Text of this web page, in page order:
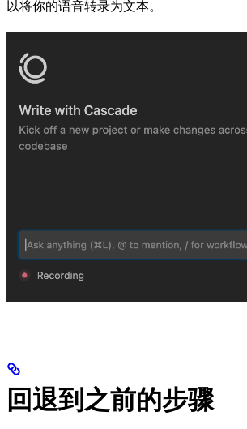
以将你的语音转录为文本。
回退到之前的步骤